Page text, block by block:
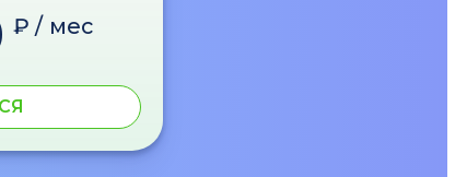
₽ / мес